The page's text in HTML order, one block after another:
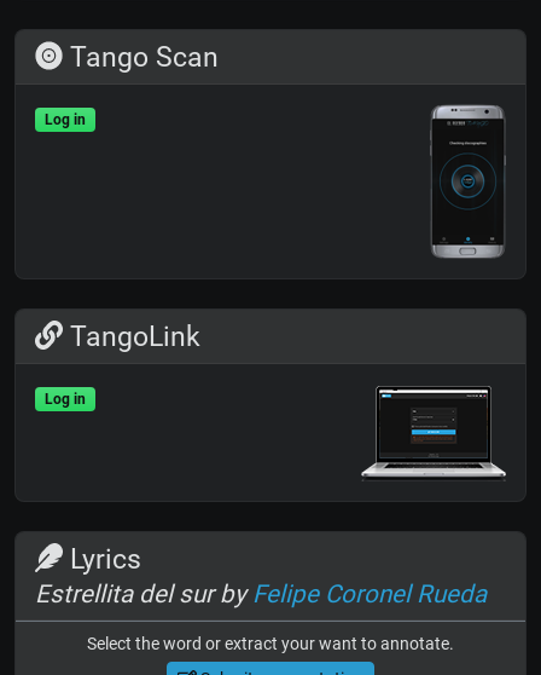
Tango Scan
Log in
TangoLink
Log in
Lyrics
Estrellita del sur by Felipe Coronel Rueda
Select the word or extract your want to annotate.